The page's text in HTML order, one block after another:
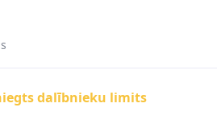
dalībnieku limits